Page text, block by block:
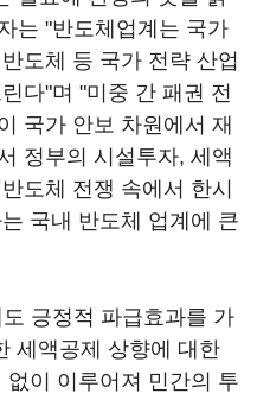
는 "반도체업계는 국가
도체 등 국가 전략 산업
다"며 "미중 간 패권 전
국가 안보 차원에서 재
정부의 시설투자, 세액
도체 전쟁 속에서 한시
국내 반도체 업계에 큰
긍정적 파급효과를 가
세액공제 상향에 대한
이 이루어져 민간의 투